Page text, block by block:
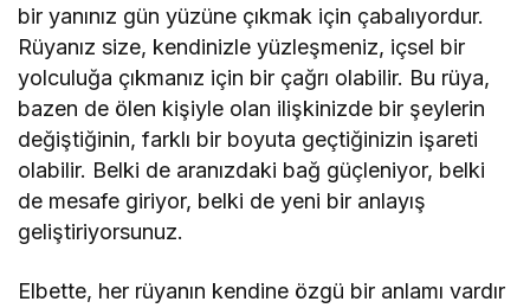
bir yanınız gün yüzüne çıkmak için çabalıyordur.
Rüyanız size, kendinizle yüzleşmeniz, içsel bir
yolculuğa çıkmanız için bir çağrı olabilir. Bu rüya,
bazen de ölen kişiyle olan ilişkinizde bir şeylerin
değiştiğinin, farklı bir boyuta geçtiğinizin işareti
olabilir. Belki de aranızdaki bağ güçleniyor, belki
de mesafe giriyor, belki de yeni bir anlayış
geliştiriyorsunuz.
Elbette, her rüyanın kendine özgü bir anlamı vardır